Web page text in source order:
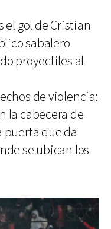
gol de Cristian
sabalero
proyectiles al
de violencia:
la cabecera de
puerta que da
se ubican los